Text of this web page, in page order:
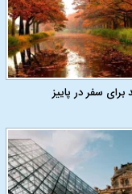
سفر در پاییز